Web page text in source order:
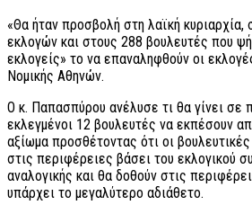
«Θα ήταν προσβολή στη λαϊκή
εκλογών και στους 288 βουλευτές που
εκλογείς» το να επαναληφθούν οι
Νομικής Αθηνών.
Ο κ. Παπασπύρου ανέλυσε τι θα γίνει σε
εκλεγμένοι 12 βουλευτές να εκπέσουν
αξίωμα προσθέτοντας ότι οι
στις περιφέρειες βάσει του εκλογικού
αναλογικής και θα δοθούν στις
υπάρχει το μεγαλύτερο αδιάθετο.